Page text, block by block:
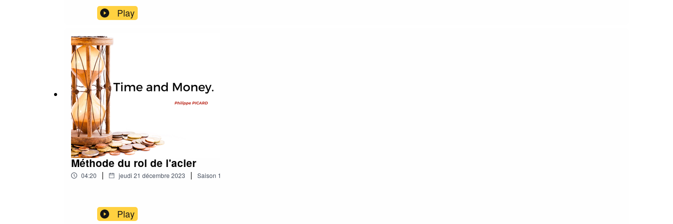
Play
Méthode du roi de l'acier
04:20 | jeudi 21 décembre 2023 | Saison 1
Play